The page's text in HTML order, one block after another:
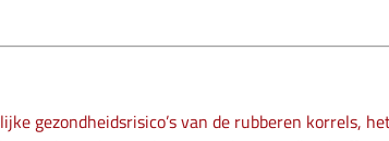
gezondheidsrisico’s van de rubberen korrels,